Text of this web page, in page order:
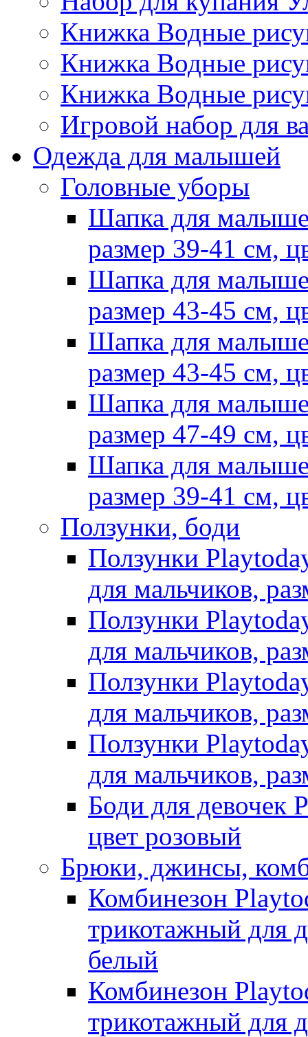
Книжка Водные
Книжка Водные
Книжка Водные
Игровой набор для
Одежда для малышей
Головные уборы
Шапка для
размер 39-41 см,
Шапка для
размер 43-45 см,
Шапка для
размер 43-45 см,
Шапка для
размер 47-49 см,
Шапка для
размер 39-41 см,
Ползунки, боди
Ползунки
для мальчиков,
Ползунки
для мальчиков,
Ползунки
для мальчиков,
Ползунки
для мальчиков,
Боди для девочек
цвет розовый
Брюки, джинсы,
Комбинезон
трикотажный для
белый
Комбинезон
трикотажный для